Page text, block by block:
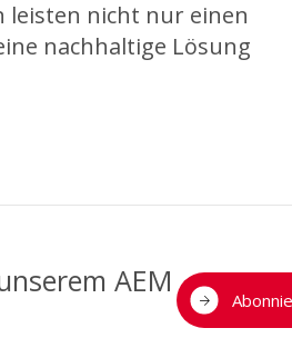
leisten nicht nur einen
nachhaltige Lösung
AEM